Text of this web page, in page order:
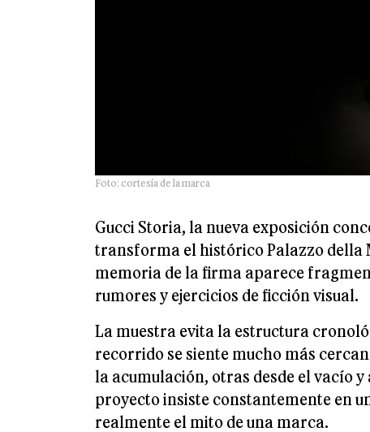
Foto: cortesía de la marca
Gucci Storia, la nueva exposición
transforma el histórico Palazzo della
memoria de la firma aparece
rumores y ejercicios de ficción visual.
La muestra evita la estructura
recorrido se siente mucho más
la acumulación, otras desde el vacío
proyecto insiste constantemente en
realmente el mito de una marca.